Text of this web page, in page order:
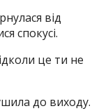
від
спокусі.
це ти не
до виходу.